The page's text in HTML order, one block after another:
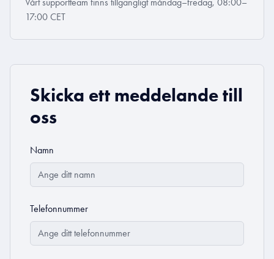
17:00 CET
Skicka ett meddelande till
oss
Namn
Telefonnummer